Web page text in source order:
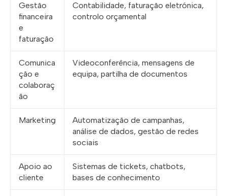
Gestão
financeira
e
faturação
Contabilidade, faturação eletrónica,
controlo orçamental
Comunica
ção e
colaboraç
ão
Videoconferência, mensagens de
equipa, partilha de documentos
Marketing
Automatização de campanhas,
análise de dados, gestão de redes
sociais
Apoio ao
cliente
Sistemas de tickets, chatbots,
bases de conhecimento